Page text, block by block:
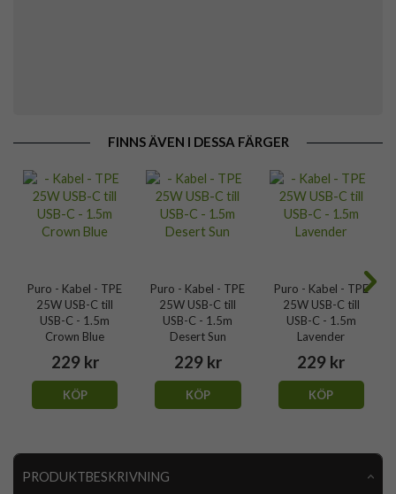
FINNS ÄVEN I DESSA FÄRGER
Puro - Kabel - TPE
25W USB-C till
USB-C - 1.5m
Crown Blue
229 kr
KÖP
Puro - Kabel - TPE
25W USB-C till
USB-C - 1.5m
Desert Sun
229 kr
KÖP
Puro - Kabel - TPE
25W USB-C till
USB-C - 1.5m
Lavender
229 kr
KÖP
PRODUKTBESKRIVNING